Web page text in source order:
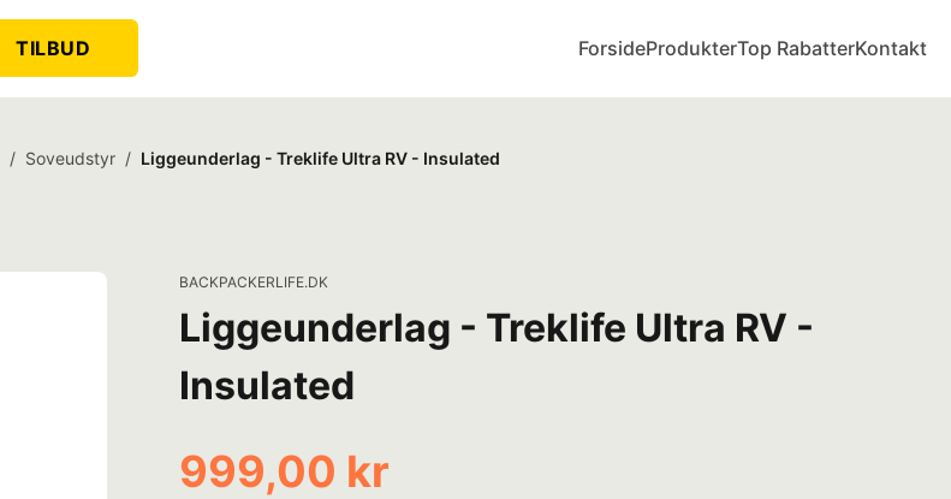
TILBUD ForsideProdukterTop RabatterKontakt
/ Soveudstyr / Liggeunderlag - Treklife Ultra RV - Insulated
BACKPACKERLIFE.DK
Liggeunderlag - Treklife Ultra RV -
Insulated
999,00 kr